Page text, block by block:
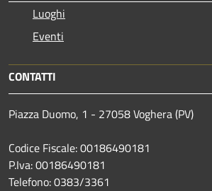
Luoghi
Eventi
CONTATTI
Piazza Duomo, 1 - 27058 Voghera (PV)
Codice Fiscale: 00186490181
P.Iva: 00186490181
Telefono:0383/3361